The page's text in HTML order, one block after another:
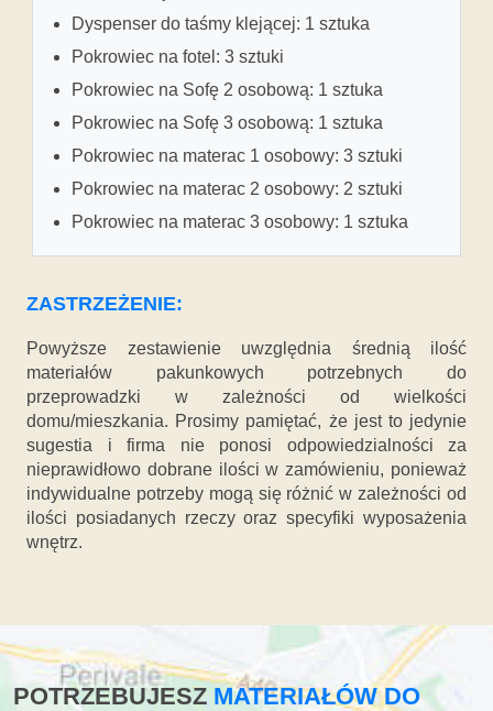
Dyspenser do taśmy klejącej: 1 sztuka
Pokrowiec na fotel: 3 sztuki
Pokrowiec na Sofę 2 osobową: 1 sztuka
Pokrowiec na Sofę 3 osobową: 1 sztuka
Pokrowiec na materac 1 osobowy: 3 sztuki
Pokrowiec na materac 2 osobowy: 2 sztuki
Pokrowiec na materac 3 osobowy: 1 sztuka
ZASTRZEŻENIE:
Powyższe zestawienie uwzględnia średnią ilość
materiałów pakunkowych potrzebnych do
przeprowadzki w zależności od wielkości
domu/mieszkania. Prosimy pamiętać, że jest to jedynie
sugestia i firma nie ponosi odpowiedzialności za
nieprawidłowo dobrane ilości w zamówieniu, ponieważ
indywidualne potrzeby mogą się różnić w zależności od
ilości posiadanych rzeczy oraz specyfiki wyposażenia
wnętrz.
POTRZEBUJESZMATERIAŁÓW DO